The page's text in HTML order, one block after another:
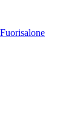
Fuorisalone